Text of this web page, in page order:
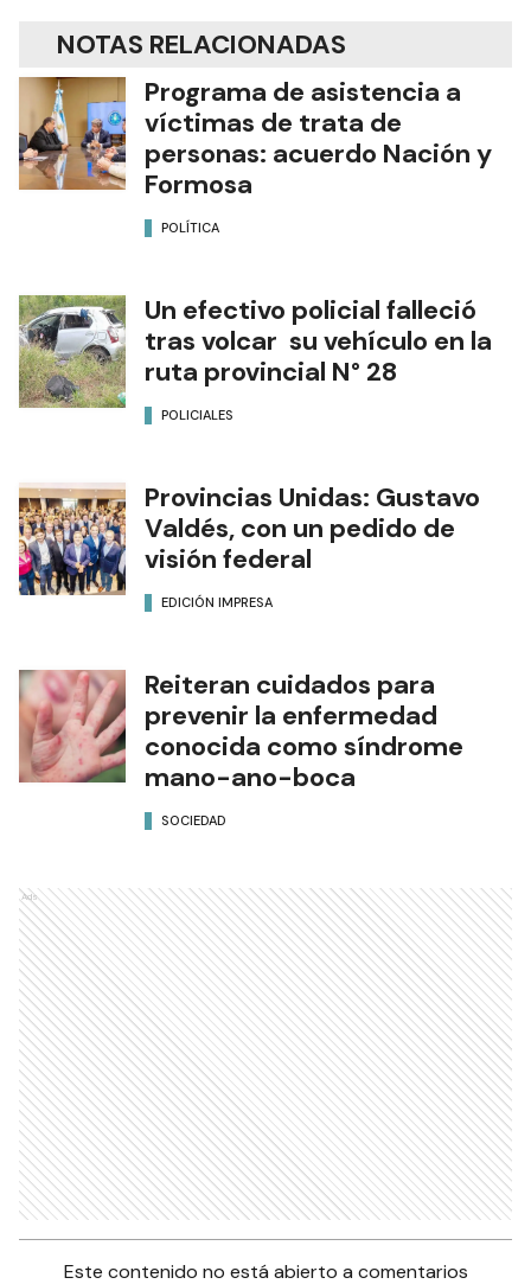
NOTAS RELACIONADAS
Programa de asistencia a
víctimas de trata de
personas: acuerdo Nación y
Formosa
POLÍTICA
Un efectivo policial falleció
tras volcar su vehículo en la
ruta provincial N° 28
POLICIALES
Provincias Unidas: Gustavo
Valdés, con un pedido de
visión federal
EDICIÓN IMPRESA
Reiteran cuidados para
prevenir la enfermedad
conocida como síndrome
mano-ano-boca
SOCIEDAD
Ads
Este contenido no está abierto a comentarios